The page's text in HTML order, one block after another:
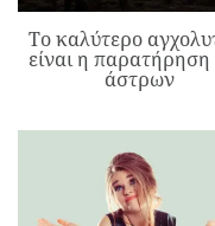
Το καλύτερο
είναι η
άστρων